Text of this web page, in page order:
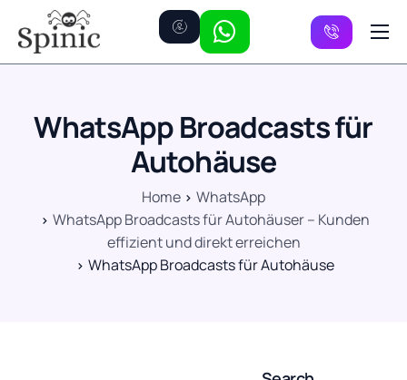
Preise
FAQ
WhatsApp Broadcasts für
Autohäuse
Home
WhatsApp
WhatsApp Broadcasts für Autohäuser – Kunden
effizient und direkt erreichen
WhatsApp Broadcasts für Autohäuse